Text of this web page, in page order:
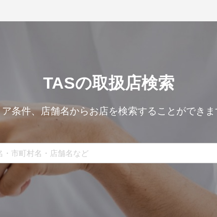
TASの取扱店検索
条件、店舗名からお店を検索することができ